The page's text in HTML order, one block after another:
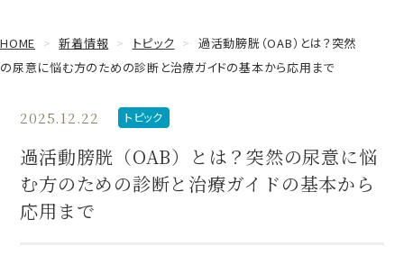
HOME 新着情報 トピック
過活動膀胱（OAB）とは？突然
の尿意に悩む方のための診断と治療ガイドの基本から応用まで
2025.12.22 トピック
過活動膀胱（OAB）とは？突然の尿意に悩
む方のための診断と治療ガイドの基本から
応用まで